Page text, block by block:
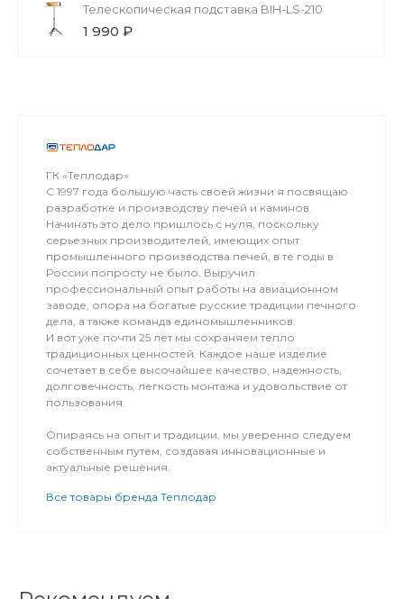
Телескопическая подставка BIH-LS-210
1 990 ₽
ГК «Теплодар»
С 1997 года большую часть своей жизни я посвящаю
разработке и производству печей и каминов.
Начинать это дело пришлось с нуля, поскольку
серьезных производителей, имеющих опыт
промышленного производства печей, в те годы в
России попросту не было. Выручил
профессиональный опыт работы на авиационном
заводе, опора на богатые русские традиции печного
дела, а также команда единомышленников.
И вот уже почти 25 лет мы сохраняем тепло
традиционных ценностей. Каждое наше изделие
сочетает в себе высочайшее качество, надежность,
долговечность, легкость монтажа и удовольствие от
пользования.
Опираясь на опыт и традиции, мы уверенно следуем
собственным путем, создавая инновационные и
актуальные решения.
Все товары бренда Теплодар